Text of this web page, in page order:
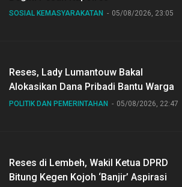
SOSIAL KEMASYARAKATAN 05/08/2026, 23:05
Reses, Lady Lumantouw Bakal
Alokasikan Dana Pribadi Bantu Warga
POLITIK DAN PEMERINTAHAN 05/08/2026, 22:47
Reses di Lembeh, Wakil Ketua DPRD
Bitung Kegen Kojoh ‘Banjir’ Aspirasi